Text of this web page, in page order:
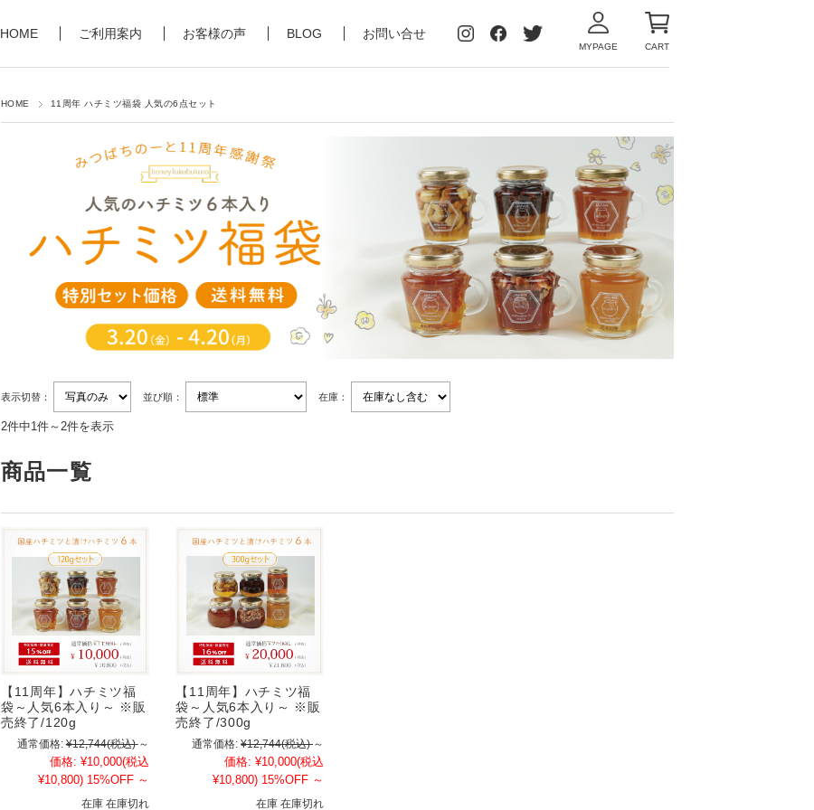
HOME ご利用案内 お客様の声 BLOG お問い合せ
MYPAGE CART
HOME 11周年 ハチミツ福袋 人気の6点セット
表示切替： 並び順： 在庫：
2件中1件～2件を表示
商品一覧
【11周年】ハチミツ福
袋～人気6本入り～ ※販
売終了/120g
通常価格: ¥12,744(税込) ～
価格: ¥10,000(税込
¥10,800) 15%OFF ～
在庫 在庫切れ
【11周年】ハチミツ福
袋～人気6本入り～ ※販
売終了/300g
通常価格: ¥12,744(税込) ～
価格: ¥10,000(税込
¥10,800) 15%OFF ～
在庫 在庫切れ